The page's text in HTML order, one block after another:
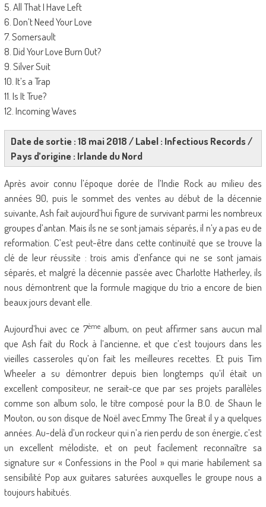
5. All That I Have Left
6. Don’t Need Your Love
7. Somersault
8. Did Your Love Burn Out?
9. Silver Suit
10. It’s a Trap
11. Is It True?
12. Incoming Waves
Date de sortie : 18 mai 2018 / Label : Infectious Records /
Pays d’origine : Irlande du Nord
Après avoir connu l’époque dorée de l’Indie Rock au milieu des
années 90, puis le sommet des ventes au début de la décennie
suivante, Ash fait aujourd’hui figure de survivant parmi les nombreux
groupes d’antan. Mais ils ne se sont jamais séparés, il n’y a pas eu de
reformation. C’est peut-être dans cette continuité que se trouve la
clé de leur réussite : trois amis d’enfance qui ne se sont jamais
séparés, et malgré la décennie passée avec Charlotte Hatherley, ils
nous démontrent que la formule magique du trio a encore de bien
beaux jours devant elle.
Aujourd’hui avec ce 7èmealbum, on peut affirmer sans aucun mal
que Ash fait du Rock à l’ancienne, et que c’est toujours dans les
vieilles casseroles qu’on fait les meilleures recettes. Et puis Tim
Wheeler a su démontrer depuis bien longtemps qu’il était un
excellent compositeur, ne serait-ce que par ses projets parallèles
comme son album solo, le titre composé pour la B.O. de Shaun le
Mouton, ou son disque de Noël avec Emmy The Great il y a quelques
années. Au-delà d’un rockeur qui n’a rien perdu de son énergie, c’est
un excellent mélodiste, et on peut facilement reconnaître sa
signature sur « Confessions in the Pool » qui marie habilement sa
sensibilité Pop aux guitares saturées auxquelles le groupe nous a
toujours habitués.